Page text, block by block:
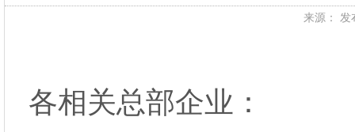
来源： 发
各相关总部企业：